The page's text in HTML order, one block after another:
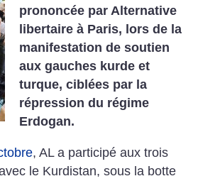
prononcée par Alternative
libertaire à Paris, lors de la
manifestation de soutien
aux gauches kurde et
turque, ciblées par la
répression du régime
Erdogan.
, AL a participé aux trois
le Kurdistan, sous la botte